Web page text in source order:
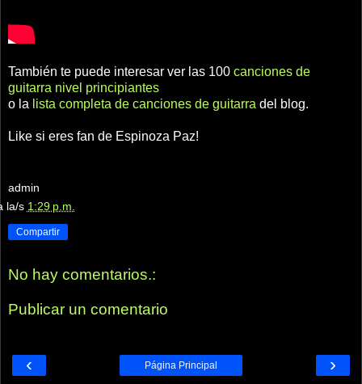
También te puede interesar ver las 100 canciones de
guitarra nivel principiantes
o la lista completa de canciones de guitarra del blog.
Like si eres fan de Espinoza Paz!
admin
la/s 1:29 p.m.
Compartir
No hay comentarios.:
Publicar un comentario
‹ ›
Página Principal